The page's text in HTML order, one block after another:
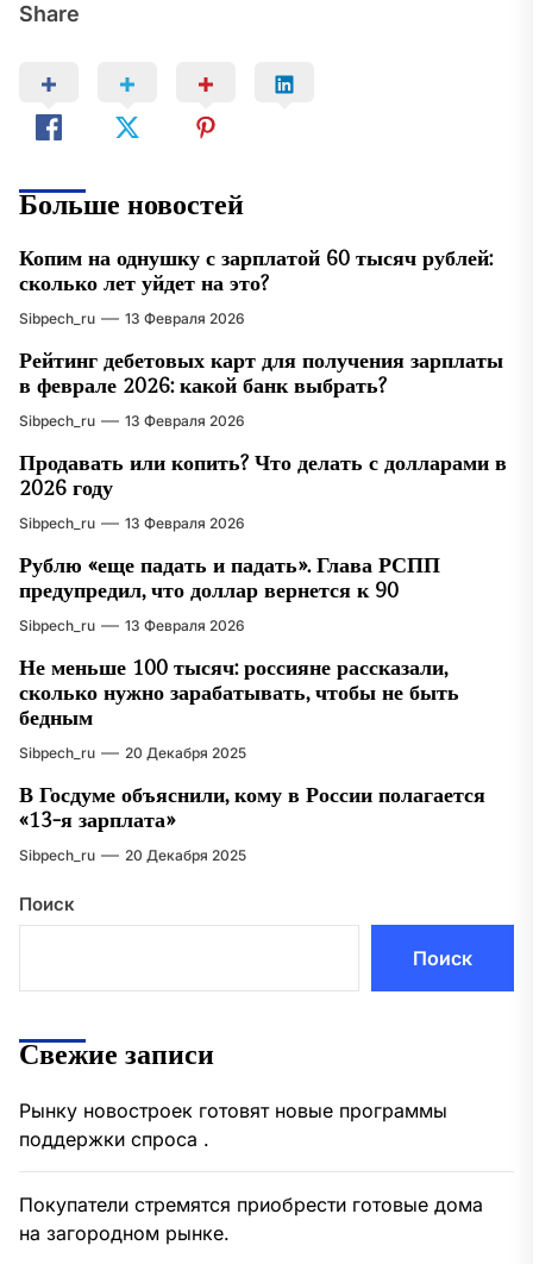
Share
Больше новостей
Копим на однушку с зарплатой 60 тысяч рублей:
сколько лет уйдет на это?
Sibpech_ru 13 Февраля 2026
Рейтинг дебетовых карт для получения зарплаты
в феврале 2026: какой банк выбрать?
Sibpech_ru 13 Февраля 2026
Продавать или копить? Что делать с долларами в
2026 году
Sibpech_ru 13 Февраля 2026
Рублю «еще падать и падать». Глава РСПП
предупредил, что доллар вернется к 90
Sibpech_ru 13 Февраля 2026
Не меньше 100 тысяч: россияне рассказали,
сколько нужно зарабатывать, чтобы не быть
бедным
Sibpech_ru 20 Декабря 2025
В Госдуме объяснили, кому в России полагается
«13-я зарплата»
Sibpech_ru 20 Декабря 2025
Поиск
Поиск
Свежие записи
Рынку новостроек готовят новые программы
поддержки спроса .
Покупатели стремятся приобрести готовые дома
на загородном рынке.